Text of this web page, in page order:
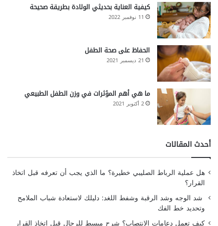
كيفية العناية بحديثي الولادة بطريقة صحيحة
11 نوفمبر 2022
الحفاظ على صحة الطفل
21 ديسمبر 2021
ما هي أهم المؤثرات في وزن الطفل الطبيعي
2 أكتوبر 2021
أحدث المقالات
هل عملية الرباط الصليبي خطيرة؟ ما الذي يجب أن تعرفه قبل اتخاذ
القرار؟
شد الوجه وشد الرقبة وشفط اللغد: دليلك لاستعادة شباب الملامح
وتحديد خط الفك
كيف تعمل دعامات الانتصاب؟ شرح مبسط للرجال قبل اتخاذ القرار